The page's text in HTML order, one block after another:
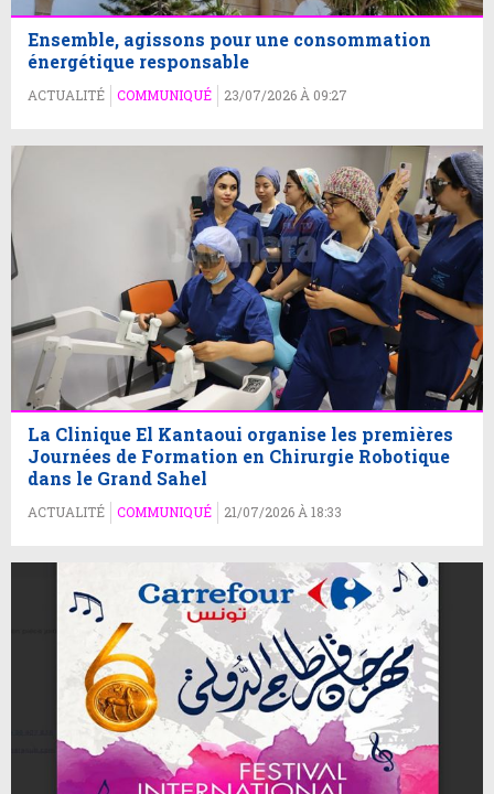
Ensemble, agissons pour une consommation
énergétique responsable
ACTUALITÉ COMMUNIQUÉ 23/07/2026 À 09:27
La Clinique El Kantaoui organise les premières
Journées de Formation en Chirurgie Robotique
dans le Grand Sahel
ACTUALITÉ COMMUNIQUÉ 21/07/2026 À 18:33